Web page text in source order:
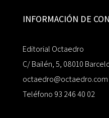
INFORMACIÓN DE
Editorial Octaedro
C/ Bailén, 5, 08010
octaedro@octaedro.com
Teléfono 93 246 40 02